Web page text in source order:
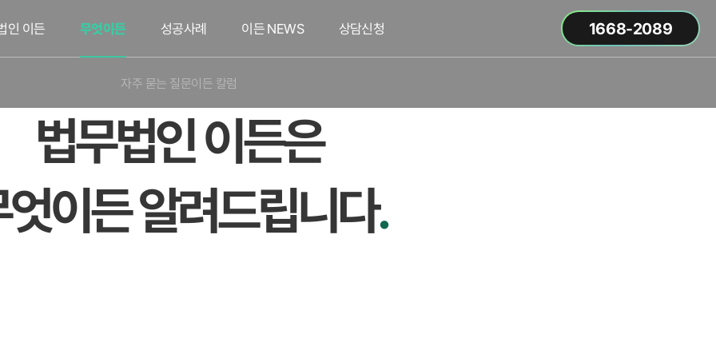
인 이든 무엇이든
자주 묻는 질문이든 칼럼
성공사례 이든 NEWS 상담신청 1668-2089
법무법인 이든은
이든 알려드립니다.